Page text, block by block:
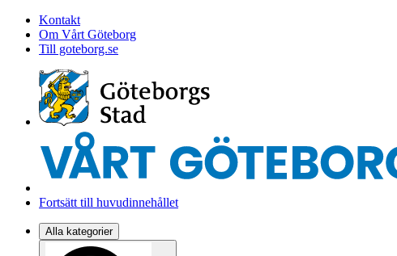
Kontakt
Om Vårt Göteborg
Till goteborg.se
Fortsätt till huvudinnehållet
Alla kategorier